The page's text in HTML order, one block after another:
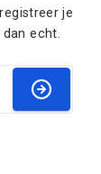
je
echt.